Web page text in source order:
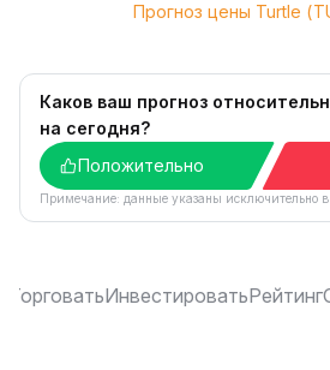
Прогноз цены Turtle
Каков ваш прогноз
на сегодня?
Положительно
Примечание: данные указаны исключительно в
ТорговатьИнвестироватьРейтинг